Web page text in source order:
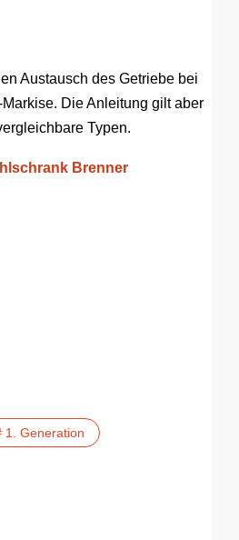
Austausch des Getriebe bei
Die Anleitung gilt aber
Typen.
Brenner
1. Generation